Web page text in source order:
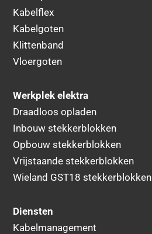
Kabelflex
Kabelgoten
Klittenband
Vloergoten
Werkplek elektra
Draadloos opladen
Inbouw stekkerblokken
Opbouw stekkerblokken
Vrijstaande stekkerblokken
Wieland GST18 stekkerblokken
Diensten
Kabelmanagement